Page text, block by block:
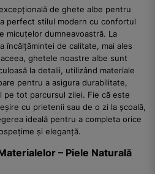
de ghete albe pentru
perfect stilul modern cu confortul
micuțelor dumneavoastră. La
încălțămintei de calitate, mai ales
ghetele noastre albe sunt
la detalii, utilizând materiale
pentru a asigura durabilitate,
pe tot parcursul zilei. Fie că este
cu prietenii sau de o zi la școală,
ideală pentru a completa orice
și eleganță.
– Piele Naturală